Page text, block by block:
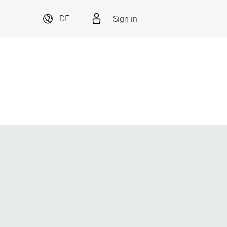
DE Sign in